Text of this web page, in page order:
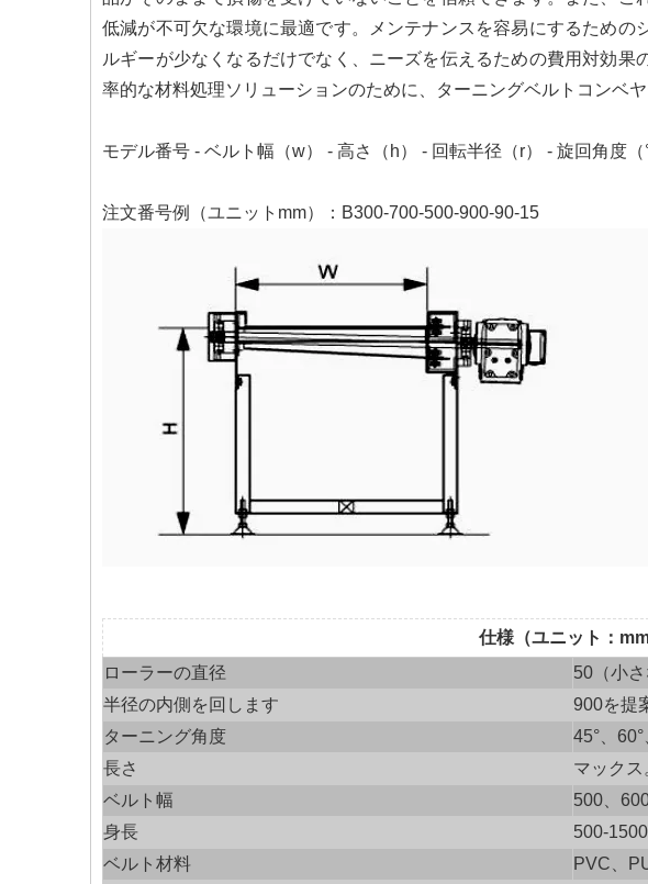
低減が不可欠な環境に最適です。メンテナンスを容易にするための
ルギーが少なくなるだけでなく、ニーズを伝えるための費用対効
率的な材料処理ソリューションのために、ターニングベルトコンベヤ
モデル番号 - ベルト幅（w） - 高さ（h） - 回転半径（r） - 旋回角度（
注文番号例（ユニットmm）：B300-700-500-900-90-15
仕様（ユニット：mm
ローラーの直径
50（小さ
半径の内側を回します
900を提
ターニング角度
45°、60°
長さ
マックス
ベルト幅
500、
身長
500-1500
ベルト材料
PVC、